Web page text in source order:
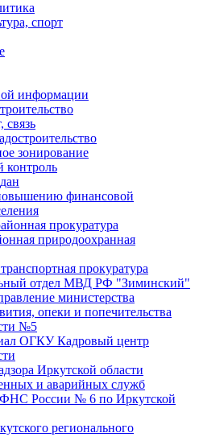
спорт
информации
зонирование
финансовой
прокуратура
природоохранная
прокуратура
отдел МВД РФ "Зиминский"
министерства
опеки и попечительства
№5
ОГКУ Кадровый центр
Иркутской области
и аварийных служб
России № 6 по Иркутской
регионального